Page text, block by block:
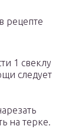
рецепте
1 свеклу
следует
на терке.